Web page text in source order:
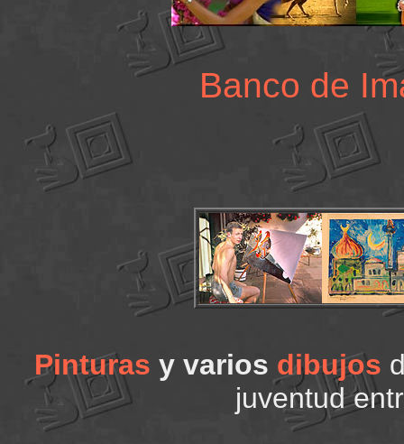
Banco de
Pinturas y varios dibujos
juventud